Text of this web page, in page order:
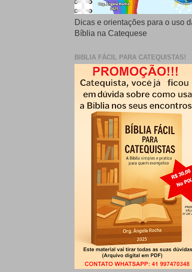
Dicas e orientações para o uso
Bíblia na Catequese
BIBLIA FÁCIL PARA CATEQUISTAS!